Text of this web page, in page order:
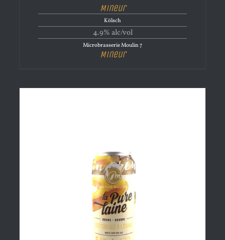
Mineur
Kölsch
4.9% alc/vol
Microbrasserie Moulin 7
Mineur